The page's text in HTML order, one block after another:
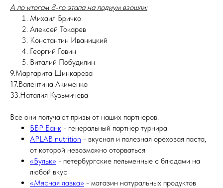
А по итогам 8-го этапа на подиум взошли:
Михаил Бричко
Алексей Токарев
Константин Иваницкий
Георгий Говин
Виталий Побудилин
9.Маргарита Шинкарева
17.Валентина Акименко
33.Наталия Кузьмичева
Все они получают призы от наших партнеров:
ББР Банк - генеральный партнер турнира
APLAB nutrition - вкусная и полезная ореховая паста,
от которой невозможно оторваться
«Бульк» - петербургские пельменные с блюдами на
любой вкус
«Мясная лавка» - магазин натуральных продуктов